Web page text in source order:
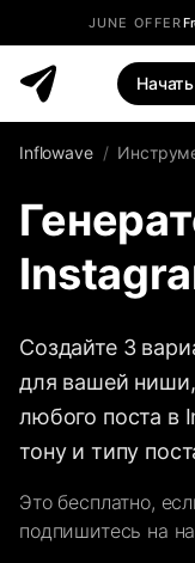
JUNE OFFER
Inflowave /
Создайте 3
для вашей
любого поста в
тону и типу
Это бесплатно,
подпишитесь на